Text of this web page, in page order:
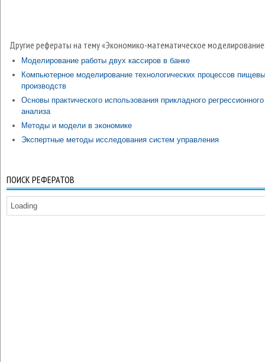
Другие рефераты на тему «Экономико-математическое
Моделирование работы двух кассиров в банке
Компьютерное моделирование технологических процессов
производств
Основы практического использования прикладного регрессионного
анализа
Методы и модели в экономике
Экспертные методы исследования систем управления
ПОИСК РЕФЕРАТОВ
Loading